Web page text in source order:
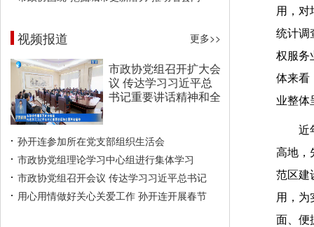
视频报道 更多>>
市政协党组召开扩大会
议 传达学习习近平总
书记重要讲话精神和全
孙开连参加所在党支部组织生活会
市政协党组理论学习中心组进行集体学习
市政协党组召开会议 传达学习习近平总书记
用心用情做好关心关爱工作 孙开连开展春节
用，对
统计调
权服务
体来看
业整体
近
高地，
范区建
用，为
面、便